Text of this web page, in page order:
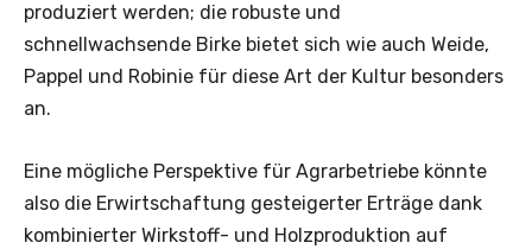
produziert werden; die robuste und
schnellwachsende Birke bietet sich wie auch Weide,
Pappel und Robinie für diese Art der Kultur besonders
an.
Eine mögliche Perspektive für Agrarbetriebe könnte
also die Erwirtschaftung gesteigerter Erträge dank
kombinierter Wirkstoff- und Holzproduktion auf